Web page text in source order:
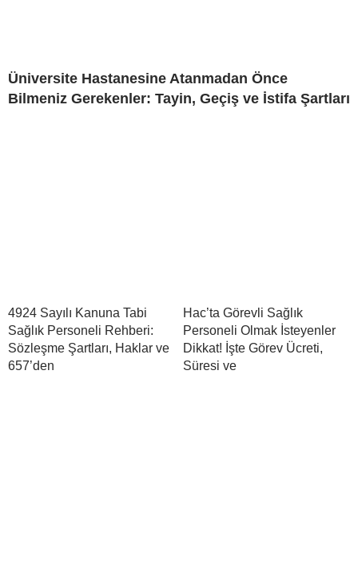
Üniversite Hastanesine Atanmadan Önce
Bilmeniz Gerekenler: Tayin, Geçiş ve İstifa Şartları
4924 Sayılı Kanuna Tabi
Sağlık Personeli Rehberi:
Sözleşme Şartları, Haklar ve
657’den
Hac’ta Görevli Sağlık
Personeli Olmak İsteyenler
Dikkat! İşte Görev Ücreti,
Süresi ve